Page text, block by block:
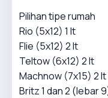
Pilihan tipe rumah
Rio (5x12) 1 lt
Flie (5x12) 2 lt
Teltow (6x12) 2 lt
Machnow (7x15) 2 lt
Britz 1 dan 2 (lebar